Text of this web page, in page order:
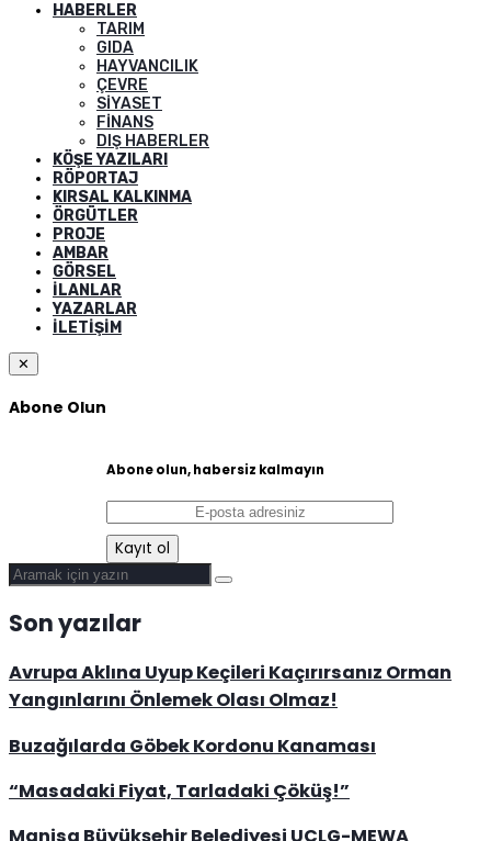
HABERLER
TARIM
GIDA
HAYVANCILIK
ÇEVRE
SIYASET
FINANS
DIŞ HABERLER
KÖŞE YAZILARI
RÖPORTAJ
KIRSAL KALKINMA
ÖRGÜTLER
PROJE
AMBAR
GÖRSEL
İLANLAR
YAZARLAR
İLETIŞIM
✕
Abone Olun
Abone olun, habersiz kalmayın
Son yazılar
Avrupa Aklına Uyup Keçileri Kaçırırsanız Orman
Yangınlarını Önlemek Olası Olmaz!
Buzağılarda Göbek Kordonu Kanaması
“Masadaki Fiyat, Tarladaki Çöküş!”